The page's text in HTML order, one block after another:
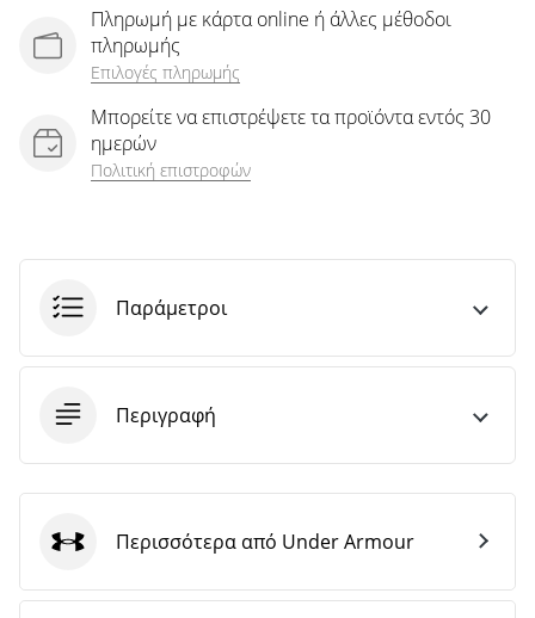
Πληρωμή με κάρτα online ή άλλες μέθοδοι
πληρωμής
Επιλογές πληρωμής
Μπορείτε να επιστρέψετε τα προϊόντα εντός 30
ημερών
Πολιτική επιστροφών
Παράμετροι
Περιγραφή
Under Armour
Περισσότερα από Under Armour